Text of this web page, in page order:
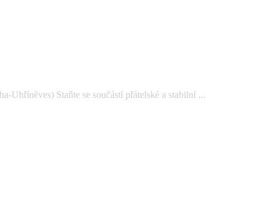
Uhříněves) Staňte se součástí přátelské a stabilní ...